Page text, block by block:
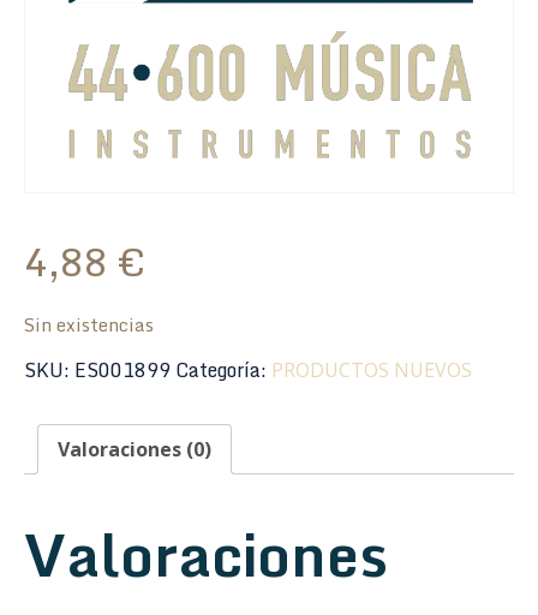
4,88 €
Sin existencias
SKU: ES001899Categoría: PRODUCTOS NUEVOS
Valoraciones (0)
Valoraciones